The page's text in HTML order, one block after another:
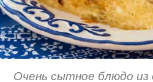
Очень сытное блюдо из